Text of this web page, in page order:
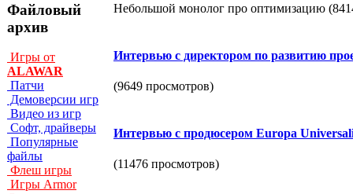
Файловый
архив
Игры от
ALAWAR
Патчи
Демоверсии игр
Видео из игр
Софт, драйверы
Популярные
файлы
Флеш игры
Игры Armor
Небольшой монолог про оптимизацию
Интервью с директором по развитию
(9649 просмотров)
Интервью с продюсером Europa
(11476 просмотров)